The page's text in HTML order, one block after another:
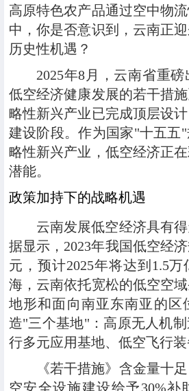
高原特色农产品通过空中物
中，你是否意识到，云南正
历史性机遇？
2025年8月，云南省重
低空经济健康发展的若干措
略性新兴产业已完成顶层设
建设阶段。作为国家"十五五
略性新兴产业，低空经济正
潜能。
政策加持下的战略机遇
云南发展低空经济具有
据显示，2023年我国低空经
元，预计2025年将达到1.5
海，云南依托宽松的低空空
地形和面向南亚东南亚的区
造"三个基地"：高原无人机
行多元应用基地、低空飞行装
《若干措施》含金量十
空安全设施建设给予30%补